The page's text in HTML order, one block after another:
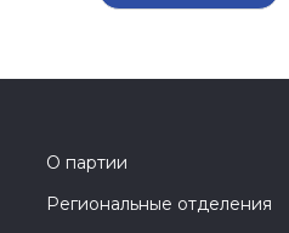
О партии
Региональные отделения